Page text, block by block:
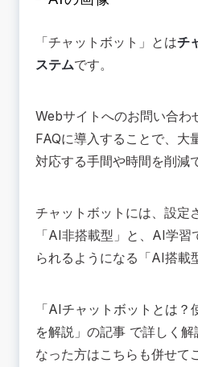
⑬SPALO｜業務アプリ（AI
📚まとめ：AIチャットボッ
に、自社の課題に合わせて
「チャットボット」とはチ
ステムです。
Webサイトへのお問い合わ
FAQに導入することで、大
対応する手間や時間を削減
チャットボットには、設定
「AI非搭載型」と、AI学習
られるようになる「AI搭載
「AIチャットボットとは？
を解説」 の記事 で詳しく
なった方はこちらも併せて